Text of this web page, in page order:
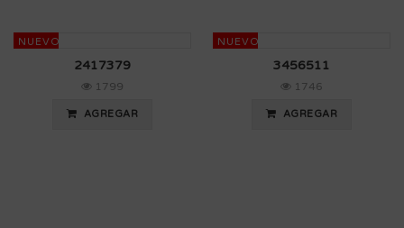
NUEVO
2417379
1799
AGREGAR
NUEVO
3456511
1746
AGREGAR